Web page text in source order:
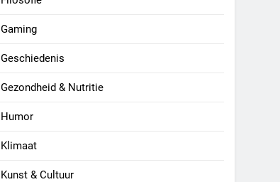
Gaming
Geschiedenis
Gezondheid & Nutritie
Humor
Klimaat
Kunst & Cultuur